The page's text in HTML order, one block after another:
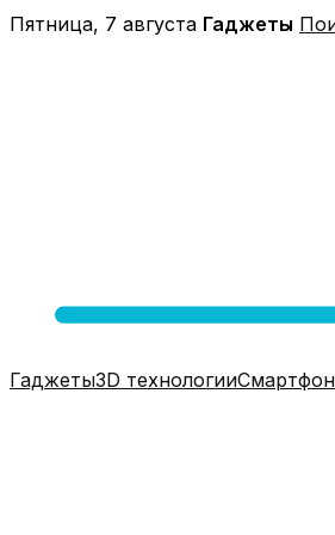
Перейти
Пятница, 7 августа Гаджеты
Гаджеты3D технологии